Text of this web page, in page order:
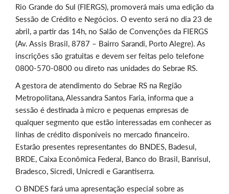
Rio Grande do Sul (FIERGS), promoverá mais uma edição da
Sessão de Crédito e Negócios. O evento será no dia 23 de
abril, a partir das 14h, no Salão de Convenções da FIERGS
(Av. Assis Brasil, 8787 – Bairro Sarandi, Porto Alegre). As
inscrições são gratuitas e devem ser feitas pelo telefone
0800-570-0800 ou direto nas unidades do Sebrae RS.
A gestora de atendimento do Sebrae RS na Região
Metropolitana, Alessandra Santos Faria, informa que a
sessão é destinada à micro e pequenas empresas de
qualquer segmento que estão interessadas em conhecer as
linhas de crédito disponíveis no mercado financeiro.
Estarão presentes representantes do BNDES, Badesul,
BRDE, Caixa Econômica Federal, Banco do Brasil, Banrisul,
Bradesco, Sicredi, Unicredi e Garantiserra.
O BNDES fará uma apresentação especial sobre as